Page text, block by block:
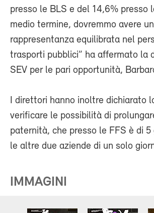
presso le BLS e del 14,6% presso
medio termine, dovremmo avere
rappresentanza equilibrata nel
trasporti pubblici” ha affermato la
SEV per le pari opportunità,
I direttori hanno inoltre dichiarato
verificare le possibilità di
paternità, che presso le FFS è di 5
le altre due aziende di un solo
IMMAGINI